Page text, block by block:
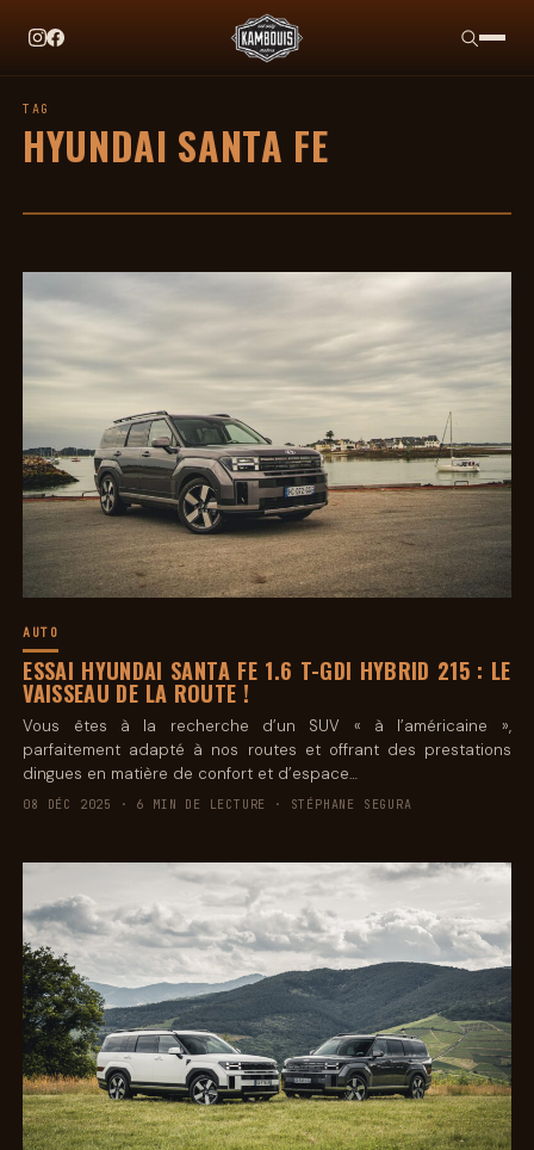
TAG HEUER X TEAM IKUZAWA : LE COME-BACK
TAG
HYUNDAI SANTA FE
AUTO
ESSAI HYUNDAI SANTA FE 1.6 T-GDI HYBRID 215 : LE
VAISSEAU DE LA ROUTE !
Vous êtes à la recherche d’un SUV « à l’américaine »,
parfaitement adapté à nos routes et offrant des prestations
dingues en matière de confort et d’espace…
08 DÉC 2025 · 6 MIN DE LECTURE · STÉPHANE SEGURA